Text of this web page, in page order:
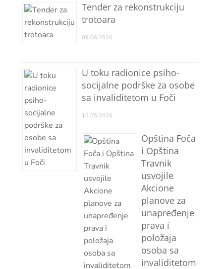
Tender za rekonstrukciju
trotoara
09.06.2026
U toku radionice psiho-
socijalne podrške za osobe
sa invaliditetom u Foči
15.05.2026
Opština Foča
i Opština
Travnik
usvojile
Akcione
planove za
unapređenje
prava i
položaja
osoba sa
invaliditetom